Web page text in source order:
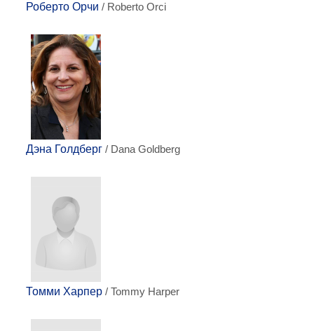
Роберто Орчи / Roberto Orci
Дэна Голдберг / Dana Goldberg
Томми Харпер / Tommy Harper